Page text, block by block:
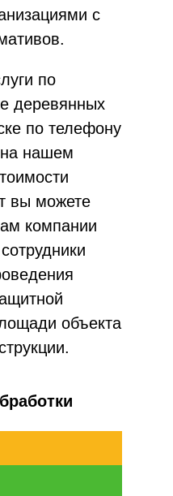
с
по
деревянных
по телефону
нашем
вы можете
компании
объекта